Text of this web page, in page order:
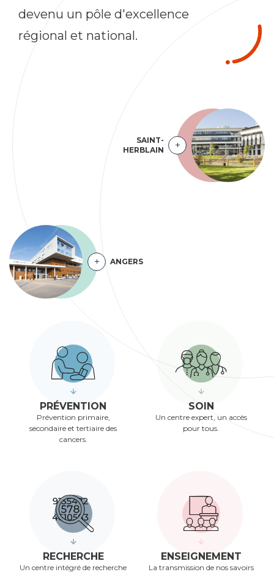
devenu un pôle d'excellence
régional et national.
SAINT-
HERBLAIN
ANGERS
PRÉVENTION
Prévention primaire,
secondaire et tertiaire des
cancers.
SOIN
Un centre expert, un accès
pour tous.
RECHERCHE
Un centre intégré de recherche
ENSEIGNEMENT
La transmission de nos savoirs